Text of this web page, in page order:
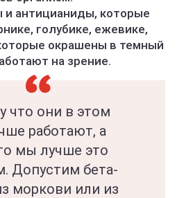
и антицианиды, которые
голубике, ежевике,
окрашены в темный
на зрение.
что они в этом
работают, а
мы лучше это
Допустим бета-
моркови или из